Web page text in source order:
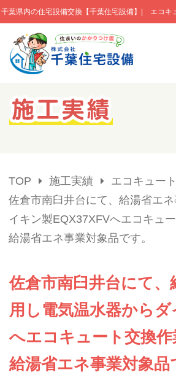
千葉県内の住宅設備交換【千葉住宅設備】| エコキ
このページの本文へ移動
キャンペーン一覧
弊社の特色
お問い合わせ
TOP 施工実績
エコキュー
佐倉市南臼井台にて、給湯省エ
イキン製EQX37XFVへエコキ
給湯省エネ事業対象品です。
佐倉市南臼井台にて
用し電気温水器から
へエコキュート交換
給湯省エネ事業対象品